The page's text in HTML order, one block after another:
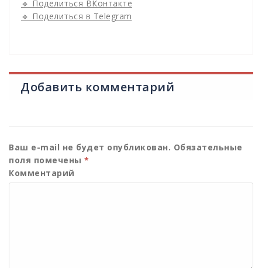
🔹 Поделиться ВКонтакте
🔹 Поделиться в Telegram
Добавить комментарий
Ваш e-mail не будет опубликован. Обязательные
поля помечены *
Комментарий